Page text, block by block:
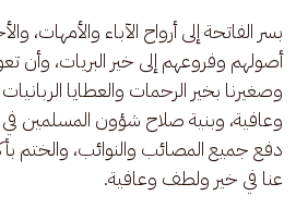
بسر الفاتحة إلى أرواح الآباء والأمهات،
أصولهم وفروعهم إلى خير البريات، وأن
وصغيرنا بخير الرحمات والعطايا
وعافية، وبنية صلاح شؤون المسلمين في
دفع جميع المصائب والنوائب،
عنا في خير ولطف وعافية.